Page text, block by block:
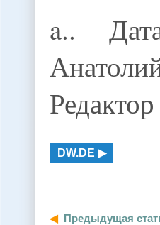
a..
DW.DE
Предыдущая